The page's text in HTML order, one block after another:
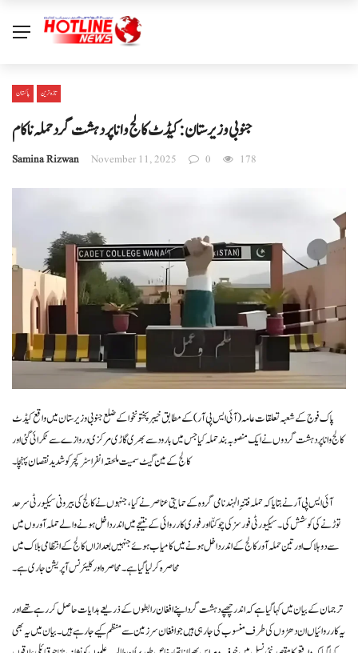
پاکستان تازہ ترین
جنوبی وزیرستان: کیڈٹ کالج وانا پر دہشت گرد حملہ ناکام
Samina Rizwan November 11, 2025 0 178
پاک فوج کے شعبہ تعلقات عامہ (آئی ایس پی آر) کے مطابق خیبرپختونخوا کے ضلع جنوبی وزیرستان میں واقع کیڈٹ
کالج وانا پر دہشت گردوں نے ایک منصوبہ بند حملہ کیا جس میں بارود سے بھری گاڑی مرکزی دروازے سے ٹکرائی گئی اور
کالج کے مین گیٹ سمیت ملحقہ انفراسٹرکچر کو شدید نقصان پہنچا۔
آئی ایس پی آر نے بتایا کہ حملہ فتنہِ الہند نامی گروہ کے حمایتی عناصر نے کیا، جنہوں نے کالج کی بیرونی سیکیورٹی سرحد
توڑنے کی کوشش کی۔ سیکیورٹی فورسز کی چوکنّا اور فوری کارروائی کے نتیجے میں اندر داخل ہونے والے حملہ آوروں میں
سے دو ہلاک اور تین حملہ آور کالج کے اندر داخل ہونے میں کامیاب ہوئے جنہیں بعد ازاں کالج کے انتظامی بلاک میں
محاصرہ کر لیا گیا ہے۔ محاصرہ اور کلیئرنس آپریشن جاری ہے۔
ترجمان کے بیان میں کہا گیا ہے کہ اندر چھپے دہشت گرد اپنے افغان رابطوں کے ذریعے ہدایات حاصل کر رہے تھے اور
یہ کارروائیاں ان دھڑوں کی طرف منسوب کی جا رہی ہیں جو افغان سرزمین سے منظم کیے جا رہے ہیں۔ بیان میں یہ بھی